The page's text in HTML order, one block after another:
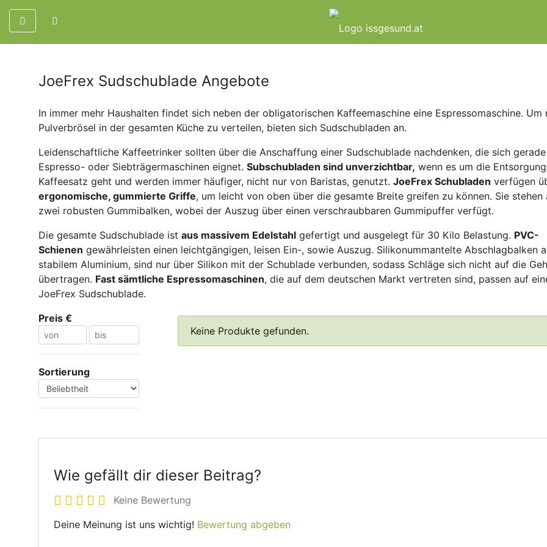
JoeFrex Sudschublade Angebote
In immer mehr Haushalten findet sich neben der obligatorischen Kaffeemaschine eine Espressomaschine. Um
Pulverbrösel in der gesamten Küche zu verteilen, bieten sich Sudschubladen an.
Leidenschaftliche Kaffeetrinker sollten über die Anschaffung einer Sudschublade nachdenken, die sich
Espresso- oder Siebträgermaschinen eignet. Subschubladen sind unverzichtbar, wenn es um die
Kaffeesatz geht und werden immer häufiger, nicht nur von Baristas, genutzt. JoeFrex Schubladen verfügen
ergonomische, gummierte Griffe, um leicht von oben über die gesamte Breite greifen zu können. Sie stehen
zwei robusten Gummibalken, wobei der Auszug über einen verschraubbaren Gummipuffer verfügt.
Die gesamte Sudschublade ist aus massivem Edelstahl gefertigt und ausgelegt für 30 Kilo Belastung. PVC-
Schienen gewährleisten einen leichtgängigen, leisen Ein-, sowie Auszug. Silikonummantelte Abschlagbalken
stabilem Aluminium, sind nur über Silikon mit der Schublade verbunden, sodass Schläge sich nicht auf die
übertragen. Fast sämtliche Espressomaschinen, die auf dem deutschen Markt vertreten sind, passen auf
JoeFrex Sudschublade.
Preis €
Sortierung
Keine Produkte gefunden.
Wie gefällt dir dieser Beitrag?
Keine Bewertung
Deine Meinung ist uns wichtig! Bewertung abgeben